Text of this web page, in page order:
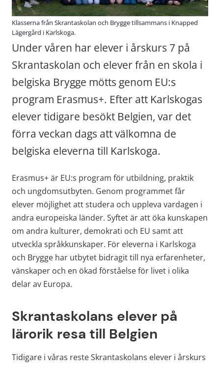
Klasserna från Skrantaskolan och Brygge tillsammans i Knapped
Lägergård i Karlskoga.
Under våren har elever i årskurs 7 på
Skrantaskolan och elever från en skola i
belgiska Brygge mötts genom EU:s
program Erasmus+. Efter att Karlskogas
elever tidigare besökt Belgien, var det
förra veckan dags att välkomna de
belgiska eleverna till Karlskoga.
Erasmus+ är EU:s program för utbildning, praktik
och ungdomsutbyten. Genom programmet får
elever möjlighet att studera och uppleva vardagen i
andra europeiska länder. Syftet är att öka kunskapen
om andra kulturer, demokrati och EU samt att
utveckla språkkunskaper. För eleverna i Karlskoga
och Brygge har utbytet bidragit till nya erfarenheter,
vänskaper och en ökad förståelse för livet i olika
delar av Europa.
Skrantaskolans elever på
lärorik resa till Belgien
Tidigare i våras reste Skrantaskolans elever i årskurs